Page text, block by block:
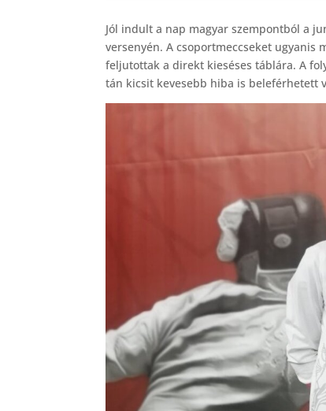
Jól indult a nap magyar szempontból a
versenyén. A csoportmeccseket ugyanis
feljutottak a direkt kieséses táblára. A
tán kicsit kevesebb hiba is beleférhetett